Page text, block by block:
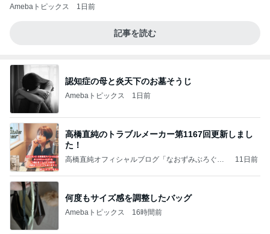
Amebaトピックス 1日前
記事を読む
認知症の母と炎天下のお墓そうじ
Amebaトピックス 1日前
高橋直純のトラブルメーカー第1167回更新しまし
た！
高橋直純オフィシャルブログ「なおずみぶろぐ」
11日前
何度もサイズ感を調整したバッグ
Amebaトピックス 16時間前